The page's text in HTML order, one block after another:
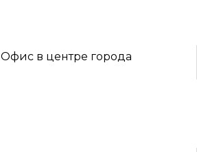
Офис в центре города